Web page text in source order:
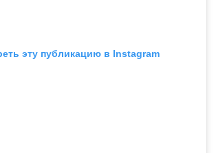
эту публикацию в Instagram